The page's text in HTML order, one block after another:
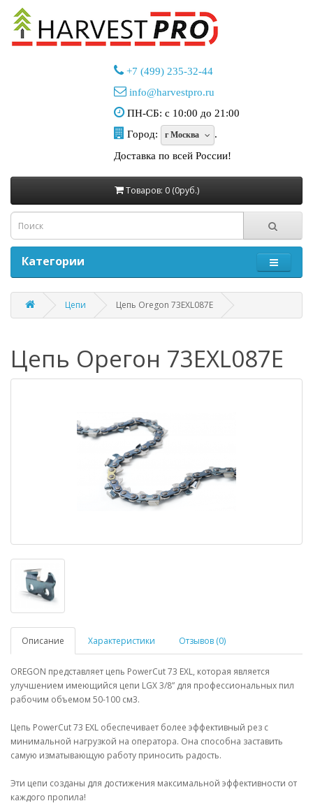
+7 (499) 235-32-44
info@harvestpro.ru
ПН-СБ: с 10:00 до 21:00
Город:
г Москва
.
Доставка по всей России!
Товаров: 0 (0руб.)
Категории
Цепи Цепь Oregon 73EXL087E
Цепь Орегон 73EXL087E
Описание Характеристики Отзывов (0)
OREGON представляет цепь PowerCut 73 EXL, которая является
улучшением имеющийся цепи LGX 3/8” для профессиональных пил
рабочим объемом 50-100 см3.
Цепь PowerCut 73 EXL обеспечивает более эффективный рез с
минимальной нагрузкой на оператора. Она способна заставить
самую изматывающую работу приносить радость.
Эти цепи созданы для достижения максимальной эффективности от
каждого пропила!